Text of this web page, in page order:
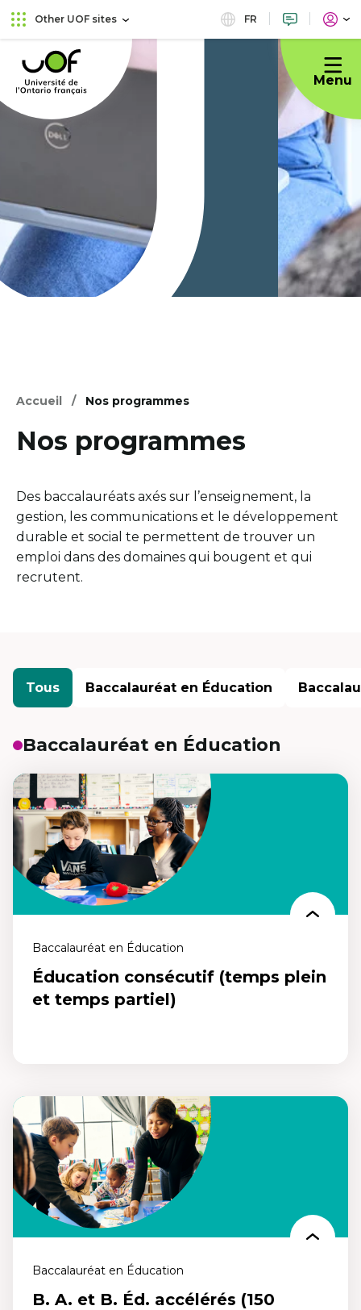
Skip
to
menu
Skip
to
Other UOF sites FR
Université
de
l'Ontario
français
Menu
Accueil Nos programmes
Nos programmes
Des baccalauréats axés sur l’enseignement, la
gestion, les communications et le développement
durable et social te permettent de trouver un
emploi dans des domaines qui bougent et qui
recrutent.
Tous Baccalauréat en Éducation
Baccalauréat en Éducation
Baccalauréat en Éducation
Éducation consécutif (temps plein
et temps partiel)
temps partiel)
Un programme destiné aux personnes qui détiennent déjà un
baccalauréat diplôme universitaire de premier cycle et qui désirent
se lancer dans le monde de l’enseignement. Le futur de
l’enseignement en français, c’est maintenant.
Baccalauréat en Éducation
B. A. et B. Éd. accélérés (150